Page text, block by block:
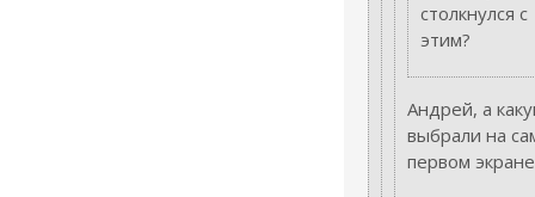
столкнулся с
этим?
Андрей, а
выбрали на
первом